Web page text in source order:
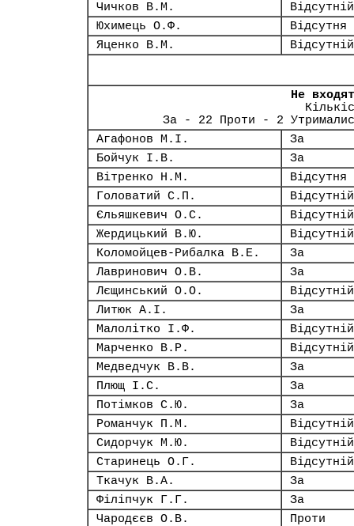
Чичков В.М.
Відсутній
Юхимець О.Ф.
Відсутня
Яценко В.М.
Відсутній
Не
За - 22 Проти - 2
Агафонов М.І.
За
Бойчук І.В.
За
Вітренко Н.М.
Відсутня
Головатий С.П.
Відсутній
Єльяшкевич О.С.
Відсутній
Жердицький В.Ю.
Відсутній
Коломойцев-Рибалка В.Е.
За
Лавринович О.В.
За
Лєщинський О.О.
Відсутній
Литюк А.І.
За
Малолітко І.Ф.
Відсутній
Марченко В.Р.
Відсутній
Медведчук В.В.
За
Плющ І.С.
За
Потімков С.Ю.
За
Романчук П.М.
Відсутній
Сидорчук М.Ю.
Відсутній
Старинець О.Г.
Відсутній
Ткачук В.А.
За
Філіпчук Г.Г.
За
Чародєєв О.В.
Проти